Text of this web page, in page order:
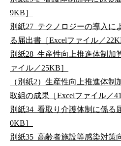
9KB］
別紙27_テクノロジーの導入に
る届出書［Excelファイル／
別紙28_生産性向上推進体制加
ァイル／25KB］
（別紙2）生産性向上推進体制
取組の成果［Excelファイル／
別紙34_看取り介護体制に係る
0KB］
別紙35_高齢者施設等感染対策